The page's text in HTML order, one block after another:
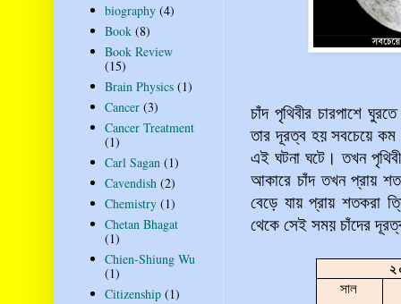
চাঁদ পৃথিবীর চারপাশে
তার দূরত্ব হয় সবচেয়ে কম।
এই ঘটনা ঘটে। তখন
আকারে চাঁদ তখন প্রায়
বেড়ে যায় প্রায় শতকরা
থেকে সেই সময় চাঁদের
সাল
biography (4)
Book (8)
Book Review
(15)
Brain Physics (1)
Cancer (3)
Cancer Treatment
(1)
Carl Sagan (1)
Cavendish (2)
Chemistry (1)
Chetan Bhagat
(1)
Chien-Shiung Wu
(1)
Citizenship (1)